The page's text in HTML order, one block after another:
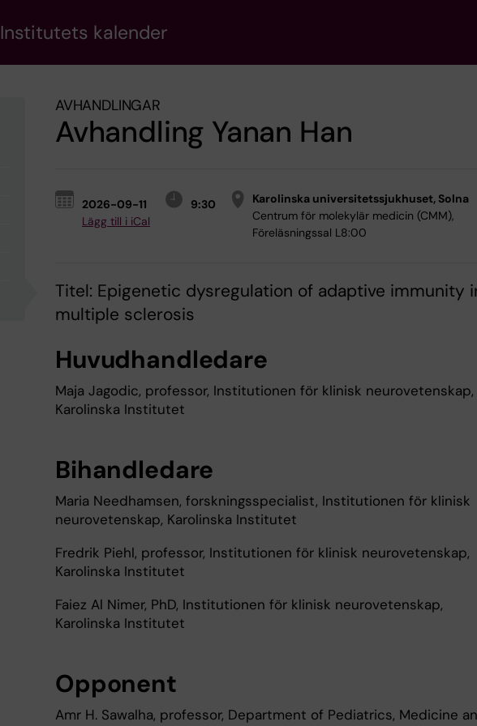
kalender
AVHANDLINGAR
Avhandling Yanan Han
2026-09-11
9:30
Lägg till i iCal
Karolinska universitetssjukhuset, Solna
Centrum för molekylär medicin (CMM),
Föreläsningssal L8:00
Titel: Epigenetic dysregulation of adaptive immunity
multiple sclerosis
Huvudhandledare
Maja Jagodic, professor, Institutionen för klinisk neurovetenskap,
Karolinska Institutet
Bihandledare
Maria Needhamsen, forskningsspecialist, Institutionen för klinisk
neurovetenskap, Karolinska Institutet
Fredrik Piehl, professor, Institutionen för klinisk neurovetenskap,
Karolinska Institutet
Faiez Al Nimer, PhD, Institutionen för klinisk neurovetenskap,
Karolinska Institutet
Opponent
Amr H. Sawalha, professor, Department of Pediatrics, Medicine